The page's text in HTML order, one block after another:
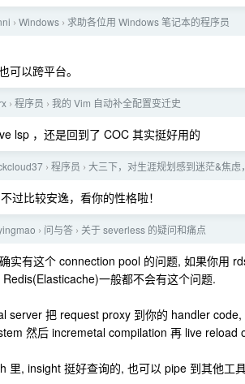
› Windows › 求助各位用 Windows 笔记本的程序员
可以跨平台。
› 程序员 › 我的 Vim 自动补全配置变迁史
lsp ，还是回到了 COC 其实挺好用的
› 程序员 › 大三下，对生涯规划感到迷茫&焦
过比较安逸，看你的性格啦！
› 问与答 › 关于 severless 的疑问和痛点
实有这个 connection pool 的问题, 如果你用
一般都不会有这个问题.
server 把 request proxy 到你的 handler
然后 incremetal compilation 再 live reload
里, insight 挺好查询的, 也可以 pipe 到其他工